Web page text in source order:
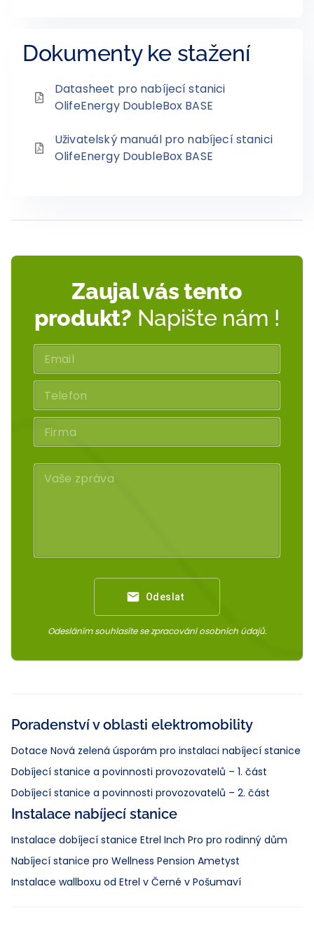
Dokumenty ke stažení
Datasheet pro nabíjecí stanici
OlifeEnergy DoubleBox BASE
Uživatelský manuál pro nabíjecí stanici
OlifeEnergy DoubleBox BASE
Zaujal vás tento
produkt? Napište nám !
Odeslat
Odesláním souhlasíte se zpracování osobních údajů.
Poradenství v oblasti elektromobility
Dotace Nová zelená úsporám pro instalaci nabíjecí stanice
Dobíjecí stanice a povinnosti provozovatelů – 1. část
Dobíjecí stanice a povinnosti provozovatelů – 2. část
Instalace nabíjecí stanice
Instalace dobíjecí stanice Etrel Inch Pro pro rodinný dům
Nabíjecí stanice pro Wellness Pension Ametyst
Instalace wallboxu od Etrel v Černé v Pošumaví